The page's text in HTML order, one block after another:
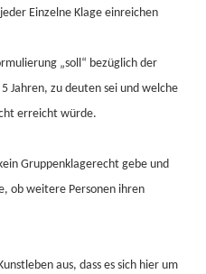
Einzelne Klage einreichen
„soll“ bezüglich der
Jahren, zu deuten sei und welche
erreicht würde.
Gruppenklagerecht gebe und
ob weitere Personen ihren
aus, dass es sich hier um